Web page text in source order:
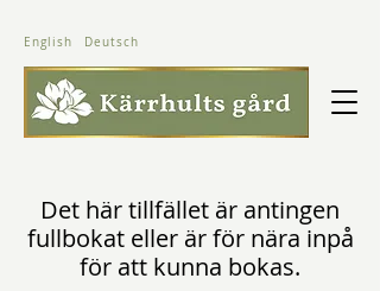
English Deutsch
Det här tillfället är antingen
fullbokat eller är för nära inpå
för att kunna bokas.